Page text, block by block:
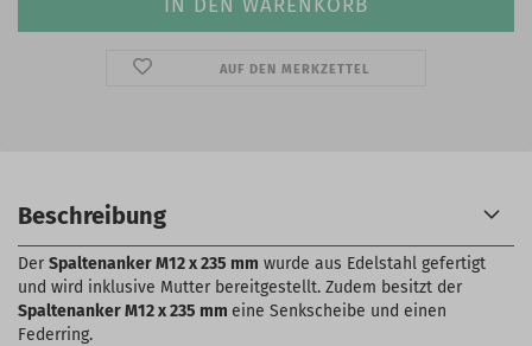
AUF DEN MERKZETTEL
Beschreibung
DerSpaltenanker M12 x 235 mm wurde aus Edelstahl gefertigt
und wird inklusive Mutter bereitgestellt. Zudem besitzt der
Spaltenanker M12 x 235 mm eine Senkscheibe und einen
Federring.